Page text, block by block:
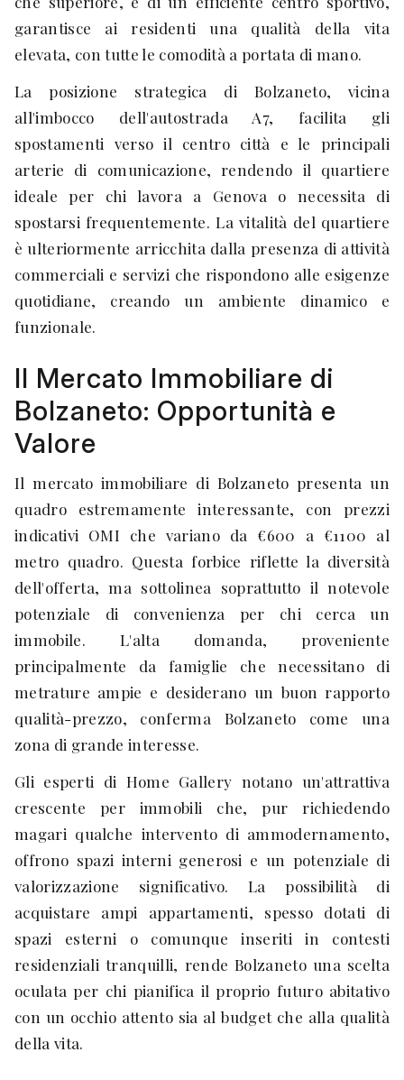
garantisce ai residenti una qualità della vita
elevata, con tutte le comodità a portata di mano.
La posizione strategica di Bolzaneto, vicina
all'imbocco dell'autostrada A7, facilita gli
spostamenti verso il centro città e le principali
arterie di comunicazione, rendendo il quartiere
ideale per chi lavora a Genova o necessita di
spostarsi frequentemente. La vitalità del quartiere
è ulteriormente arricchita dalla presenza di attività
commerciali e servizi che rispondono alle esigenze
quotidiane, creando un ambiente dinamico e
funzionale.
Il Mercato Immobiliare di
Bolzaneto: Opportunità e
Valore
Il mercato immobiliare di Bolzaneto presenta un
quadro estremamente interessante, con prezzi
indicativi OMI che variano da €600 a €1100 al
metro quadro. Questa forbice riflette la diversità
dell'offerta, ma sottolinea soprattutto il notevole
potenziale di convenienza per chi cerca un
immobile. L'alta domanda, proveniente
principalmente da famiglie che necessitano di
metrature ampie e desiderano un buon rapporto
qualità-prezzo, conferma Bolzaneto come una
zona di grande interesse.
Gli esperti di Home Gallery notano un'attrattiva
crescente per immobili che, pur richiedendo
magari qualche intervento di ammodernamento,
offrono spazi interni generosi e un potenziale di
valorizzazione significativo. La possibilità di
acquistare ampi appartamenti, spesso dotati di
spazi esterni o comunque inseriti in contesti
residenziali tranquilli, rende Bolzaneto una scelta
oculata per chi pianifica il proprio futuro abitativo
con un occhio attento sia al budget che alla qualità
della vita.